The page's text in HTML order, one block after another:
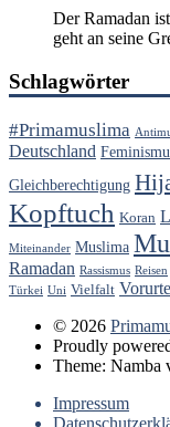
Der Ramadan
geht an seine
Schlagwörter
#Primamuslima
Deutschland
Gleichberechtigung
Kopftuch Koran
Miteinander Muslima
Ramadan Rassismus Reisen
Türkei Uni Vielfalt
© 2026
Proudly
Theme: Namba
Impressum